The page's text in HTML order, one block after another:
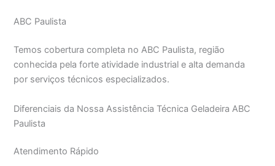
ABC Paulista
Temos cobertura completa no ABC Paulista, região
conhecida pela forte atividade industrial e alta demanda
por serviços técnicos especializados.
Diferenciais da Nossa Assistência Técnica Geladeira ABC
Paulista
Atendimento Rápido